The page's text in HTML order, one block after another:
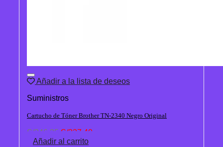
Añadir a la lista de deseos
Suministros
Cartucho de Tóner Brother TN-2340 Negro Original
S/246.35 El
precio
S/227.40
Añadir al carrito